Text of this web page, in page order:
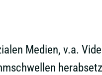
Medien, v.a.